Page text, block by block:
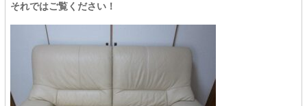
それではご覧ください！